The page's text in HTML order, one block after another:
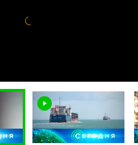
Видео
проигрыватель